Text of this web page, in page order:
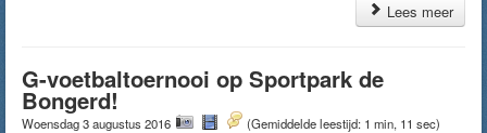
Lees meer
G-voetbaltoernooi op Sportpark de
Bongerd!
Woensdag 3 augustus 2016 (Gemiddelde leestijd: 1 min, 11 sec)